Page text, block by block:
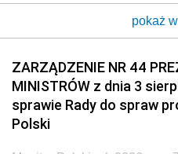
2017 2016
2014 2013
2011 2010
2008 2007
2005
pokaż
ZARZĄDZENIE NR 44
MINISTRÓW z dnia 3
sprawie Rady do spraw
Polski